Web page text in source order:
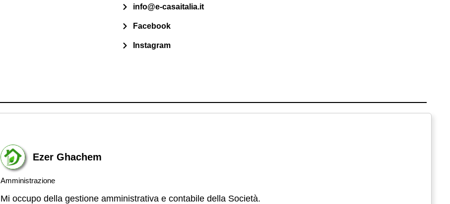
info@e-casaitalia.it
Facebook
Instagram
Ezer Ghachem
Amministrazione
Mi occupo della gestione amministrativa e contabile della Società.